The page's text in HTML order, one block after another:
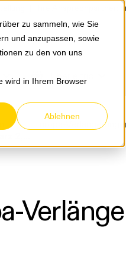
zu sammeln, wie Sie
und anzupassen, sowie
zu den von uns
wird in Ihrem Browser
Ablehnen
Ihre
Über eltric
Europa-